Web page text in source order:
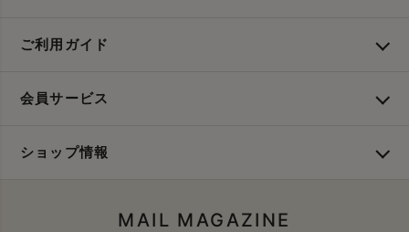
ご利用ガイド
会員サービス
ショップ情報
MAIL MAGAZINE